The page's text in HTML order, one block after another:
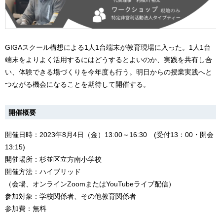
GIGAスクール構想による1人1台端末が教育現場に入った。1人1台
端末をよりよく活用するにはどうするとよいのか、実践を共有し合
い、体験できる場づくりを今年度も行う。明日からの授業実践へと
つながる機会になることを期待して開催する。
開催概要
開催日時：2023年8月4日（金）13:00～16:30 (受付13：00・開会
13:15)
開催場所：杉並区立方南小学校
開催方法：ハイブリッド
（会場、オンラインZoomまたはYouTubeライブ配信）
参加対象：学校関係者、その他教育関係者
参加費：無料